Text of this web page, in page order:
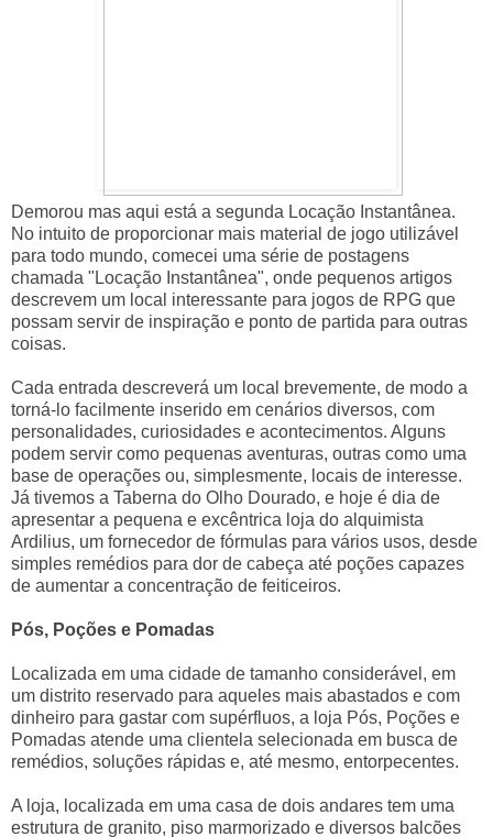
Demorou mas aqui está a segunda Locação Instantânea.
No intuito de proporcionar mais material de jogo utilizável
para todo mundo, comecei uma série de postagens
chamada "Locação Instantânea", onde pequenos artigos
descrevem um local interessante para jogos de RPG que
possam servir de inspiração e ponto de partida para outras
coisas.
Cada entrada descreverá um local brevemente, de modo a
torná-lo facilmente inserido em cenários diversos, com
personalidades, curiosidades e acontecimentos. Alguns
podem servir como pequenas aventuras, outras como uma
base de operações ou, simplesmente, locais de interesse.
Já tivemos a Taberna do Olho Dourado, e hoje é dia de
apresentar a pequena e excêntrica loja do alquimista
Ardilius, um fornecedor de fórmulas para vários usos, desde
simples remédios para dor de cabeça até poções capazes
de aumentar a concentração de feiticeiros.
Pós, Poções e Pomadas
Localizada em uma cidade de tamanho considerável, em
um distrito reservado para aqueles mais abastados e com
dinheiro para gastar com supérfluos, a loja Pós, Poções e
Pomadas atende uma clientela selecionada em busca de
remédios, soluções rápidas e, até mesmo, entorpecentes.
A loja, localizada em uma casa de dois andares tem uma
estrutura de granito, piso marmorizado e diversos balcões